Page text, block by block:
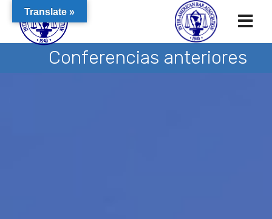
Conferencias anteriores
Translate »